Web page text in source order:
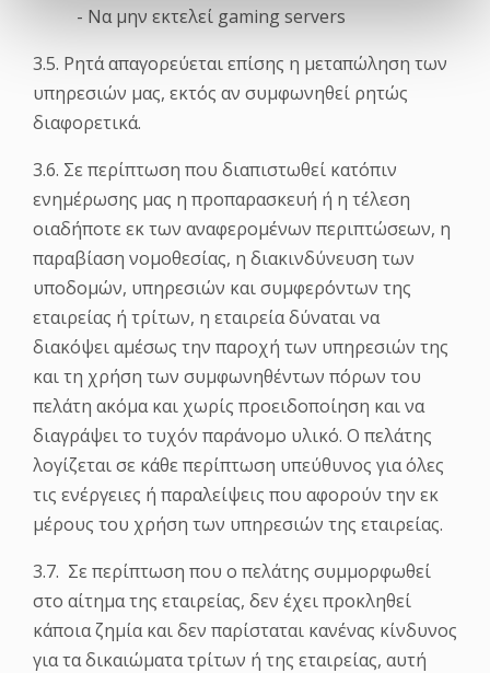
- Να μην εκτελεί gaming servers
3.5. Ρητά απαγορεύεται επίσης η μεταπώληση των
υπηρεσιών μας, εκτός αν συμφωνηθεί ρητώς
διαφορετικά.
3.6. Σε περίπτωση που διαπιστωθεί κατόπιν
ενημέρωσης μας η προπαρασκευή ή η τέλεση
οιαδήποτε εκ των αναφερομένων περιπτώσεων, η
παραβίαση νομοθεσίας, η διακινδύνευση των
υποδομών, υπηρεσιών και συμφερόντων της
εταιρείας ή τρίτων, η εταιρεία δύναται να
διακόψει αμέσως την παροχή των υπηρεσιών της
και τη χρήση των συμφωνηθέντων πόρων του
πελάτη ακόμα και χωρίς προειδοποίηση και να
διαγράψει το τυχόν παράνομο υλικό. Ο πελάτης
λογίζεται σε κάθε περίπτωση υπεύθυνος για όλες
τις ενέργειες ή παραλείψεις που αφορούν την εκ
μέρους του χρήση των υπηρεσιών της εταιρείας.
3.7. Σε περίπτωση που ο πελάτης συμμορφωθεί
στο αίτημα της εταιρείας, δεν έχει προκληθεί
κάποια ζημία και δεν παρίσταται κανένας κίνδυνος
για τα δικαιώματα τρίτων ή της εταιρείας, αυτή